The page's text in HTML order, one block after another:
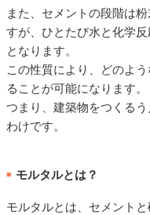
また、セメントの段階は
すが、ひとたび水と化学
となります。
この性質により、どのよ
ることが可能になります。
つまり、建築物をつくる
わけです。
■ モルタルとは？
モルタルとは、セメント